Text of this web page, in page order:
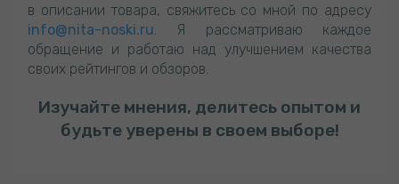
в описании товара, свяжитесь со мной по адресу
info@nita-noski.ru. Я рассматриваю каждое
обращение и работаю над улучшением качества
своих рейтингов и обзоров.
Изучайте мнения, делитесь опытом и
будьте уверены в своем выборе!